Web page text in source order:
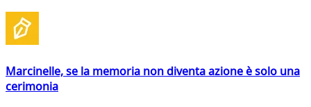
Marcinelle, se la memoria non diventa azione è solo una
cerimonia